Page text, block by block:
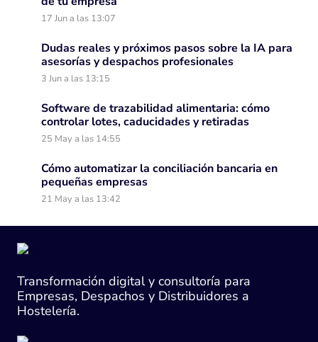
17 Jun a las 13:07
Dudas reales y próximos pasos sobre la IA para
asesorías y despachos profesionales
3 Jun a las 13:15
Software de trazabilidad alimentaria: cómo
controlar lotes, caducidades y retiradas
25 May a las 14:55
Cómo automatizar la conciliación bancaria en
pequeñas empresas
21 May a las 13:42
Transformación digital y consultoría para
Empresas, Despachos y Distribuidores a
Hostelería.